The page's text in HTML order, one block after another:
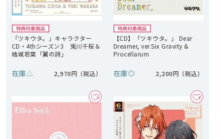
「ツキウタ。」キャラクター
CD・4thシーズン3 兎川千桜＆
結城若葉「翼の詩」
在庫△ 2,970円
【CD】「ツキウタ。」 Dear
Dreamer, ver.Six Gravity &
Procellarum
在庫◎ 2,200円